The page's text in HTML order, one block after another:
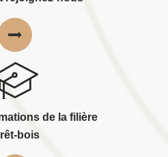
de la filière
bois